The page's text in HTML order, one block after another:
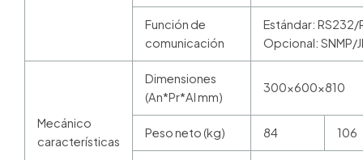
Función de
comunicación
Estándar: RS232/
Opcional: SNMP/
Mecánico
características
Dimensiones
(An*Pr*Al mm)
300×600×810
Peso neto (kg) 84 106